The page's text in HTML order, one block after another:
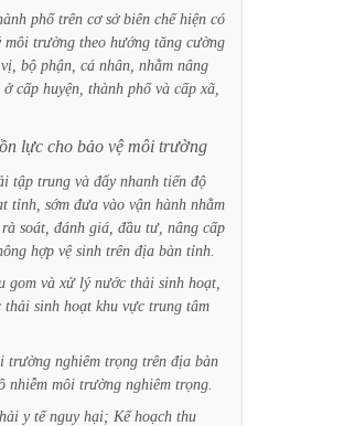
phố trên cơ sở biên chế hiện có
môi trường theo hướng tăng cường
vị, bộ phận, cá nhân, nhằm nâng
ở cấp huyện, thành phố và cấp xã,
lực cho bảo vệ môi trường
tập trung và đẩy nhanh tiến độ
tỉnh, sớm đưa vào vận hành nhằm
rà soát, đánh giá, đầu tư, nâng cấp
hợp vệ sinh trên địa bàn tỉnh.
gom và xử lý nước thải sinh hoạt,
thải sinh hoạt khu vực trung tâm
trường nghiêm trọng trên địa bàn
nhiễm môi trường nghiêm trọng.
y tế nguy hại; Kế hoạch thu